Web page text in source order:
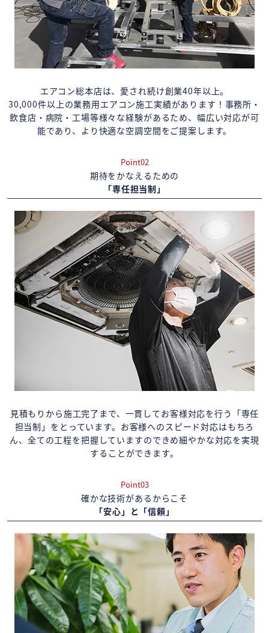
エアコン総本店は、愛され続け創業40年以上。
30,000件以上の業務用エアコン施工実績があります！事務所・
飲食店・病院・工場等様々な経験があるため、幅広い対応が可
能であり、より快適な空調空間をご提案します。
Point02
期待をかなえるための
「専任担当制」
見積もりから施工完了まで、一貫してお客様対応を行う「専任
担当制」をとっています。お客様へのスピード対応はもちろ
ん、全ての工程を把握していますのできめ細やかな対応を実現
することができます。
Point03
確かな技術があるからこそ
「安心」と「信頼」